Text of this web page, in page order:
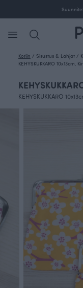
Kotiin / Sisustus & Lahjat /
KEHYSKUKKARO
KEHYSKUKKARO